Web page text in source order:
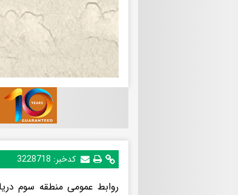
کدخبر: 3228718
روابط عمومی منطقه سوم